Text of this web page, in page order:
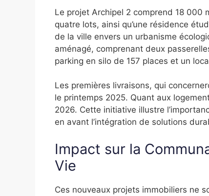
Le projet Archipel 2 comprend 18 000
quatre lots, ainsi qu’une résidence
de la ville envers un urbanisme
aménagé, comprenant deux
parking en silo de 157 places et un
Les premières livraisons, qui
le printemps 2025. Quant aux
2026. Cette initiative illustre
en avant l’intégration de solutions
Impact sur la
Vie
Ces nouveaux projets immobiliers ne